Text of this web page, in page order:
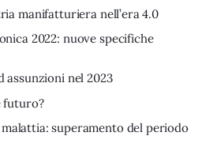
manifatturiera nell’era 4.0
2022: nuove specifiche
assunzioni nel 2023
futuro?
superamento del periodo